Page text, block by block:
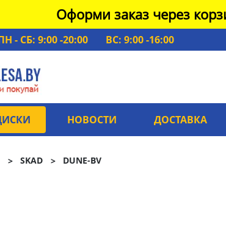
Оформи заказ через
- СБ: 9:00 -20:00
ВС: 9:00 -16:00
НОВОСТИ ДОСТАВКА
SKAD DUNE-BV